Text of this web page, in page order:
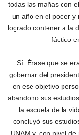
todas las mañas con
un año en el poder y
logrado contener a la
fáctico
Sí. Érase que se
gobernar del
en ese objetivo
abandonó sus
la escuela de la
concluyó sus
UNAM y, con nivel